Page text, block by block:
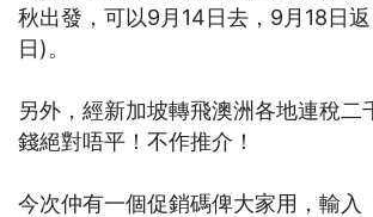
秋出發，可以9月14日去，9月18日
日)。
另外，經新加坡轉飛澳洲各地連稅二
錢絕對唔平！不作推介！
今次仲有一個促銷碼俾大家用，輸入